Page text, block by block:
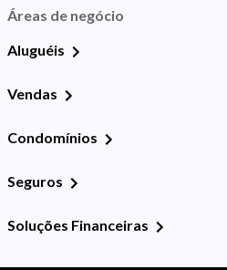
Áreas de negócio
Aluguéis
Vendas
Condomínios
Seguros
Soluções Financeiras